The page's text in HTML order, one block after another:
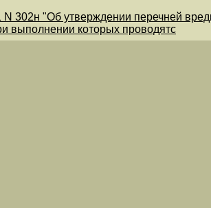
302н "Об утверждении перечней
выполнении которых проводятс